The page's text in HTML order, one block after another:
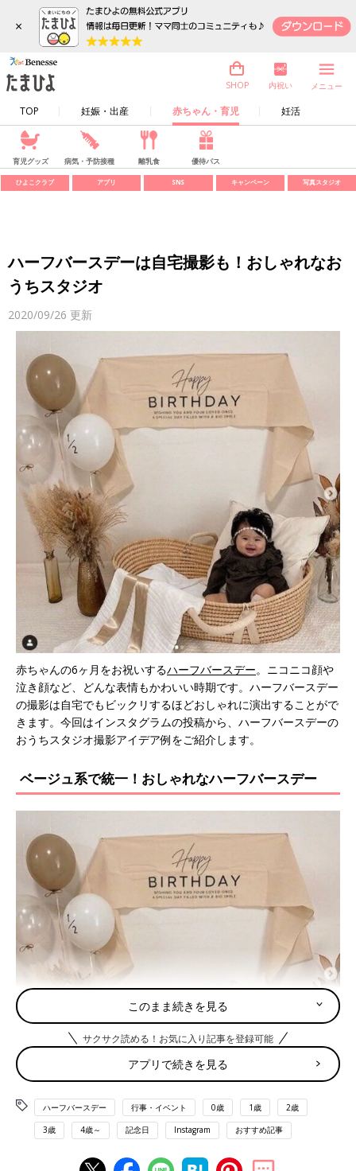
×
TOP 妊娠・出産 赤ちゃん・育児 妊活
SHOP 内祝い メニュー
育児グッズ 病気・予防接種 離乳食 優待パス
ひよこクラブ アプリ SNS キャンペーン 写真スタジオ
ハーフバースデーは自宅撮影も！おしゃれなお
うちスタジオ
2020/09/26 更新
赤ちゃんの6ヶ月をお祝いするハーフバースデー。ニコニコ顔や
泣き顔など、どんな表情もかわいい時期です。ハーフバースデー
の撮影は自宅でもビックリするほどおしゃれに演出することがで
きます。今回はインスタグラムの投稿から、ハーフバースデーの
おうちスタジオ撮影アイデア例をご紹介します。
ベージュ系で統一！おしゃれなハーフバースデー
出典：Instagramアカウント「aaayumi1118」
𝚊𝚢𝚞𝚖𝚒さんはタペストリーやバルーン、ドライフラワーなどベ
このまま続きを見る
サクサク読める！お気に入り記事を登録可能
アプリで続きを見る
ハーフバースデー 行事・イベント 0歳 1歳 2歳
3歳 4歳～ 記念日 Instagram おすすめ記事